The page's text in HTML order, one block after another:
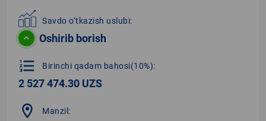
Savdo o‘tkazish uslubi:
Oshirib borish
format_list_numbered Birinchi qadam bahosi(10%):
2 527 474.30 UZS
location_on Manzil: